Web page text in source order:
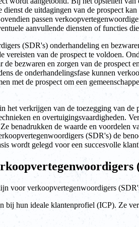
de uitdagingen van de prospect
passen
aanvullende diensten of functies
(SDR's) onderhandeling en
vereisten van de prospect te voldoen.
bezwaren en zorgen van de prospect
de onderhandelingsfase kunnen
met de prospect om een
verkrijgen van de toezegging van de
en overtuigingsvaardigheden.
benadrukken de waarde en voordelen
(SDR's) de
wordt gelegd voor een succesvolle
voor verkoopvertegenwoordigers
hun ideale klantenprofiel (ICP). Ze